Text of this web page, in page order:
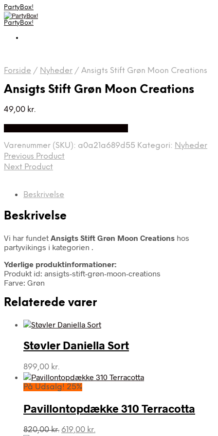
PartyBox!
PartyBox!
Forside / Nyheder / Ansigts Stift Grøn Moon Creations
Ansigts Stift Grøn Moon Creations
49,00 kr.
Varenummer (SKU): a0a21a689d55 Kategori: Nyheder
Previous Product
Next Product
Beskrivelse
Beskrivelse
Vi har fundet Ansigts Stift Grøn Moon Creations hos
partyvikings i kategorien .
Yderlige produktinformationer:
Produkt id: ansigts-stift-grøn-moon-creations
Farve: Grøn
Relaterede varer
Støvler Daniella Sort
899,00 kr.
På Udsalg! 25%
Pavillontopdække 310 Terracotta
820,00kr. Den
619,00 kr.